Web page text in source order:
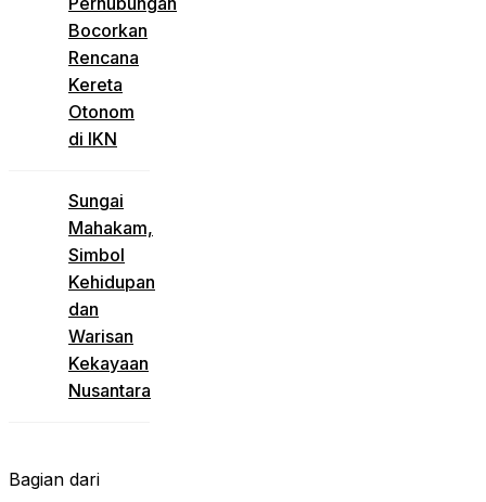
Bocorkan
Rencana
Kereta
Otonom
di IKN
Sungai
Mahakam,
Simbol
Kehidupan
dan
Warisan
Kekayaan
Nusantara
Bagian dari